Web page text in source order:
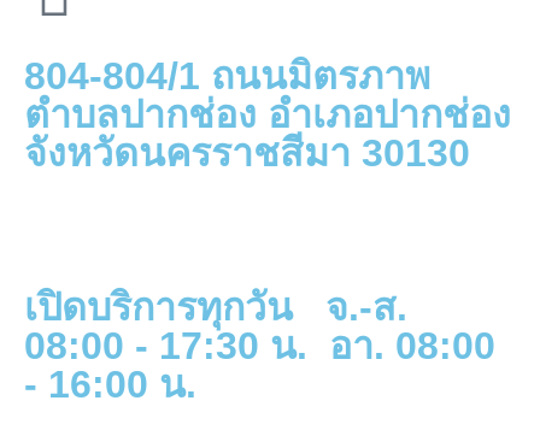
804-804/1 ถนนมิตรภาพ
ตำบลปากช่อง อำเภอปากช่อง
จังหวัดนครราชสีมา 30130
เปิดบริการทุกวัน จ.-ส.
08:00 - 17:30 น. อา. 08:00
- 16:00 น.